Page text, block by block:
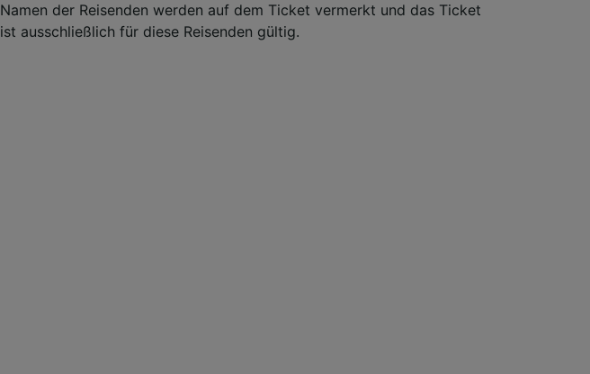
Namen der Reisenden werden auf dem Ticket vermerkt und das Ticket
ist ausschließlich für diese Reisenden gültig.